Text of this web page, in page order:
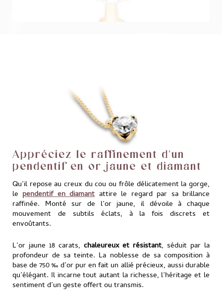
Appréciez le raffinement d’un
pendentif en or jaune et diamant
Qu’il repose au creux du cou ou frôle délicatement la gorge,
le pendentif en diamantattire le regard par sa brillance
raffinée. Monté sur de l’or jaune, il dévoile à chaque
mouvement de subtils éclats, à la fois discrets et
envoûtants.
L’or jaune 18 carats, chaleureux et résistant, séduit par la
profondeur de sa teinte. La noblesse de sa composition à
base de 750 ‰ d’or pur en fait un allié précieux, aussi durable
qu’élégant. Il incarne tout autant la richesse, l’héritage et le
sentiment d’un geste offert ou transmis.